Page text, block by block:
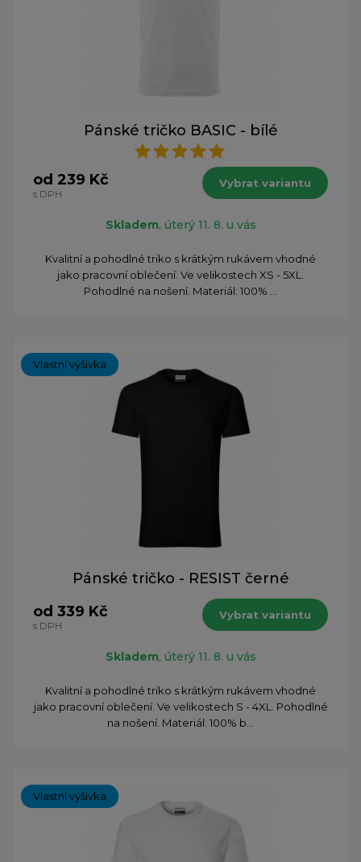
Pánské tričko BASIC - bílé
od 239 Kč
s DPH
Vybrat variantu
Skladem, úterý 11. 8. u vás
Kvalitní a pohodlné triko s krátkým rukávem vhodné
jako pracovní oblečení. Ve velikostech XS - 5XL.
Pohodlné na nošení. Materiál: 100% ...
Vlastní výšivka
Pánské tričko - RESIST černé
od 339 Kč
s DPH
Vybrat variantu
Skladem, úterý 11. 8. u vás
Kvalitní a pohodlné triko s krátkým rukávem vhodné
jako pracovní oblečení. Ve velikostech S - 4XL. Pohodlné
na nošení. Materiál: 100% b...
Vlastní výšivka